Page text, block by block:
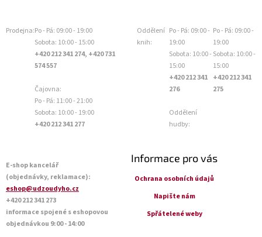
Prodejna:Po - Pá: 09:00 - 19:00
Sobota: 10:00 - 15:00
+420 212 341 274, +420 731
574 557
Čajovna:
Po - Pá: 11:00 - 21:00
Sobota: 10:00 - 19:00
+420 212 341 277
Oddělení
knih:
Po - Pá: 09:00 -
19:00
Sobota: 10:00 -
15:00
+420 212 341
276
Oddělení
hudby:
Po - Pá: 09:00 -
19:00
Sobota: 10:00 -
15:00
+420 212 341
275
E-shop kancelář
(objednávky, reklamace):
eshop@udzoudyho.cz
+420 212 341 273
informace spojené s eshopovou
objednávkou 9:00 - 14:00
Informace pro vás
Ochrana osobních údajů
Napište nám
Spřátelené weby